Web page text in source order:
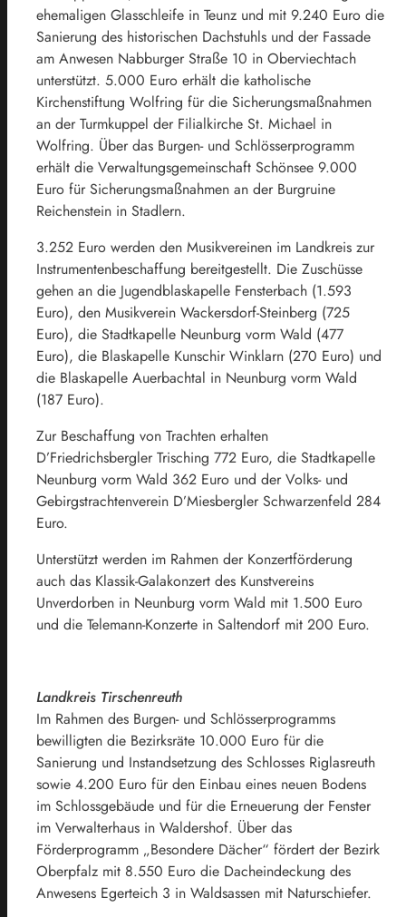
ehemaligen Glasschleife in Teunz und mit 9.240 Euro die
Sanierung des historischen Dachstuhls und der Fassade
am Anwesen Nabburger Straße 10 in Oberviechtach
unterstützt. 5.000 Euro erhält die katholische
Kirchenstiftung Wolfring für die Sicherungsmaßnahmen
an der Turmkuppel der Filialkirche St. Michael in
Wolfring. Über das Burgen- und Schlösserprogramm
erhält die Verwaltungsgemeinschaft Schönsee 9.000
Euro für Sicherungsmaßnahmen an der Burgruine
Reichenstein in Stadlern.
3.252 Euro werden den Musikvereinen im Landkreis zur
Instrumentenbeschaffung bereitgestellt. Die Zuschüsse
gehen an die Jugendblaskapelle Fensterbach (1.593
Euro), den Musikverein Wackersdorf-Steinberg (725
Euro), die Stadtkapelle Neunburg vorm Wald (477
Euro), die Blaskapelle Kunschir Winklarn (270 Euro) und
die Blaskapelle Auerbachtal in Neunburg vorm Wald
(187 Euro).
Zur Beschaffung von Trachten erhalten
D’Friedrichsbergler Trisching 772 Euro, die Stadtkapelle
Neunburg vorm Wald 362 Euro und der Volks- und
Gebirgstrachtenverein D’Miesbergler Schwarzenfeld 284
Euro.
Unterstützt werden im Rahmen der Konzertförderung
auch das Klassik-Galakonzert des Kunstvereins
Unverdorben in Neunburg vorm Wald mit 1.500 Euro
und die Telemann-Konzerte in Saltendorf mit 200 Euro.
Landkreis Tirschenreuth
Im Rahmen des Burgen- und Schlösserprogramms
bewilligten die Bezirksräte 10.000 Euro für die
Sanierung und Instandsetzung des Schlosses Riglasreuth
sowie 4.200 Euro für den Einbau eines neuen Bodens
im Schlossgebäude und für die Erneuerung der Fenster
im Verwalterhaus in Waldershof. Über das
Förderprogramm „Besondere Dächer“ fördert der Bezirk
Oberpfalz mit 8.550 Euro die Dacheindeckung des
Anwesens Egerteich 3 in Waldsassen mit Naturschiefer.